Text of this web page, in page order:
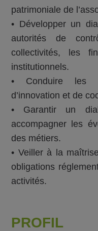
patrimoniale de
• Développer un
autorités de
collectivités, les
institutionnels.
• Conduire les
d’innovation et de
• Garantir un
accompagner les
des métiers.
• Veiller à la
obligations
activités.
PROFIL